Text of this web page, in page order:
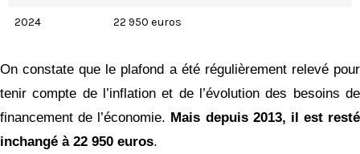
2024 22 950 euros
On constate que le plafond a été régulièrement relevé pour
tenir compte de l’inflation et de l’évolution des besoins de
financement de l’économie. Mais depuis 2013, il est resté
inchangé à 22 950 euros.